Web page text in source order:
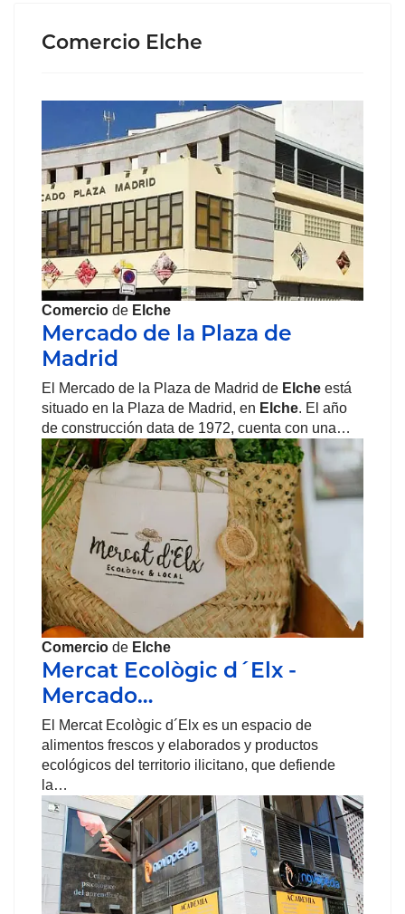
Comercio Elche
Comercio de Elche
Mercado de la Plaza de
Madrid
El Mercado de la Plaza de Madrid de Elche está
situado en la Plaza de Madrid, en Elche. El año
de construcción data de 1972, cuenta con una…
Comercio de Elche
Mercat Ecològic d´Elx -
Mercado…
El Mercat Ecològic d´Elx es un espacio de
alimentos frescos y elaborados y productos
ecológicos del territorio ilicitano, que defiende
la…